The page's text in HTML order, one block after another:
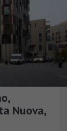
Nuova,